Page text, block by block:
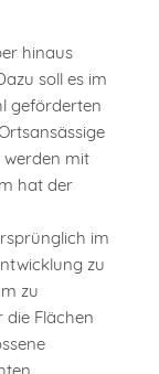
hinaus
soll es im
geförderten
werden mit
hat der
im
zu
zu
Flächen